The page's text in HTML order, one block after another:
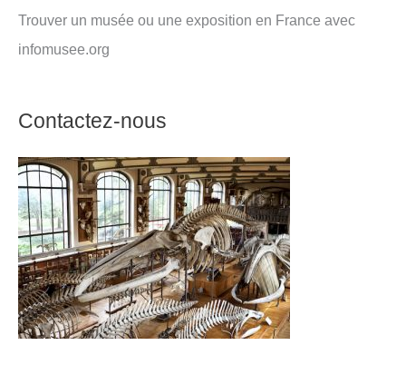
Trouver un musée ou une exposition en France avec
infomusee.org
Contactez-nous